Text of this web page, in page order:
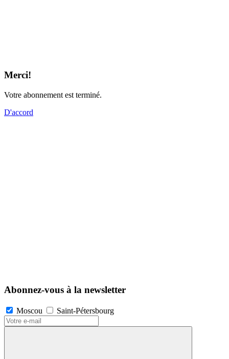
Merci!
Votre abonnement est terminé.
D'accord
Abonnez-vous à la newsletter
Moscou Saint-Pétersbourg